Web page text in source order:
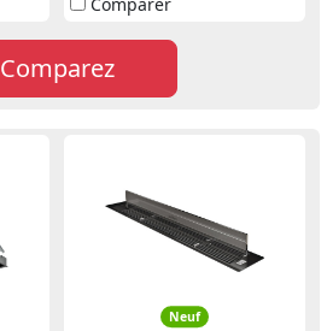
Comparez
Neuf